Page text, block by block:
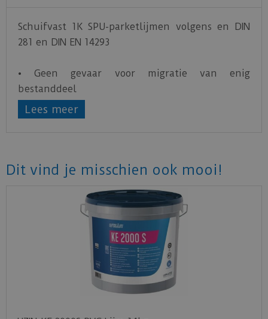
Schuifvast 1K SPU-parketlijmen volgens en DIN
281 en DIN EN 14293
• Geen gevaar voor migratie van enig
bestanddeel
• geen schadelijke wisselwerking met STAUF af
werkingen
• geïntegreerd vochtscherm
voor de uitgebreide product informatie
voor het veiligheidsblad
Lees meer
Dit vind je misschien ook mooi!